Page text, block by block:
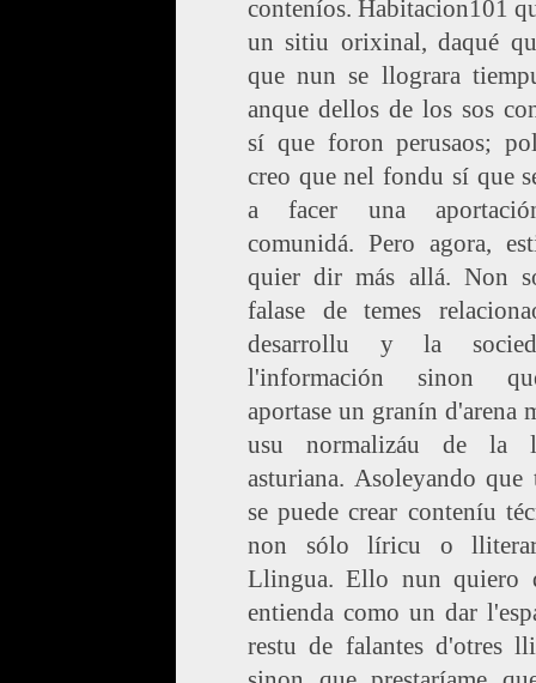
conteníos. Habitacion101
un sitiu orixinal, daqué
que nun se llograra
anque dellos de los sos
sí que foron perusaos;
creo que nel fondu sí que
a facer una
comunidá. Pero agora,
quier dir más allá. Non
falase de temes
desarrollu y la
l'información sinon
aportase un granín d'arena
usu normalizáu de la
asturiana. Asoleyando que
se puede crear conteníu
non sólo líricu o
Llingua. Ello nun quiero
entienda como un dar
restu de falantes d'otres